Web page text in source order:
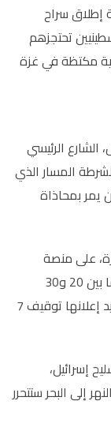
إطلاق سراح
تحتجزهم
مكتظة في غزة
الرئيسي
المسار الذي
بمحاذاة
على منصة
"إكس" أنها اعتقلت في نهاية فترة الظهيرة ما بين 20 و30
متظاهرًا تخطوا النطاق المسموح به، وذلك بعيد إعلانها توقيف 7
إسرائيل،
إلى البحر ستتحرر